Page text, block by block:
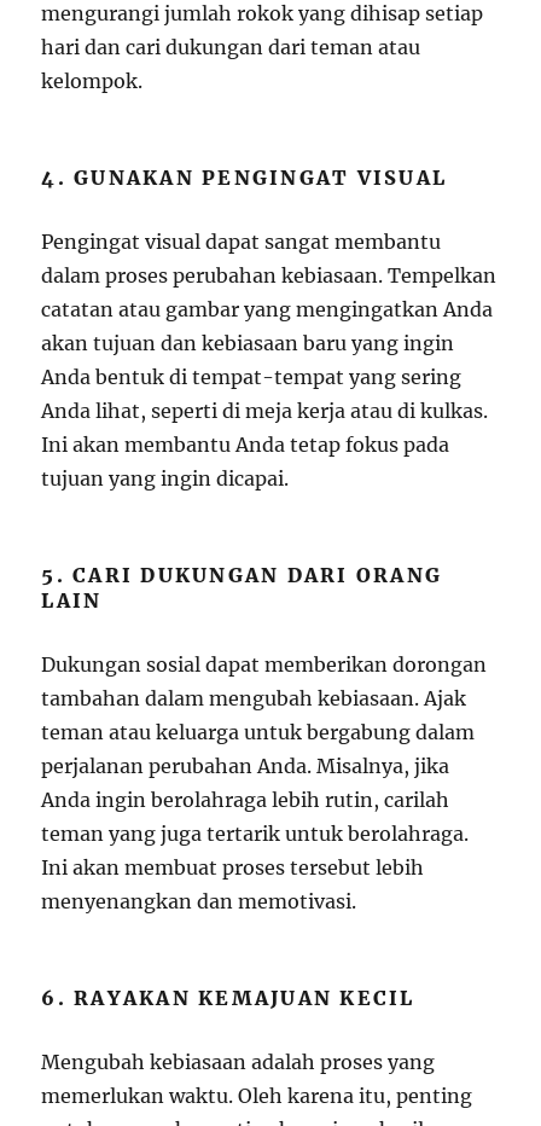
mengurangi jumlah rokok yang dihisap setiap
hari dan cari dukungan dari teman atau
kelompok.
4. GUNAKAN PENGINGAT VISUAL
Pengingat visual dapat sangat membantu
dalam proses perubahan kebiasaan. Tempelkan
catatan atau gambar yang mengingatkan Anda
akan tujuan dan kebiasaan baru yang ingin
Anda bentuk di tempat-tempat yang sering
Anda lihat, seperti di meja kerja atau di kulkas.
Ini akan membantu Anda tetap fokus pada
tujuan yang ingin dicapai.
5. CARI DUKUNGAN DARI ORANG
LAIN
Dukungan sosial dapat memberikan dorongan
tambahan dalam mengubah kebiasaan. Ajak
teman atau keluarga untuk bergabung dalam
perjalanan perubahan Anda. Misalnya, jika
Anda ingin berolahraga lebih rutin, carilah
teman yang juga tertarik untuk berolahraga.
Ini akan membuat proses tersebut lebih
menyenangkan dan memotivasi.
6. RAYAKAN KEMAJUAN KECIL
Mengubah kebiasaan adalah proses yang
memerlukan waktu. Oleh karena itu, penting